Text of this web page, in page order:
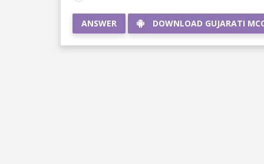
ANSWER DOWNLOAD GUJARATI